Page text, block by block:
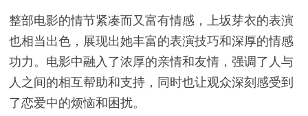
整部电影的情节紧凑而又富有情感，上坂芽衣的表演
也相当出色，展现出她丰富的表演技巧和深厚的情感
功力。电影中融入了浓厚的亲情和友情，强调了人与
人之间的相互帮助和支持，同时也让观众深刻感受到
了恋爱中的烦恼和困扰。